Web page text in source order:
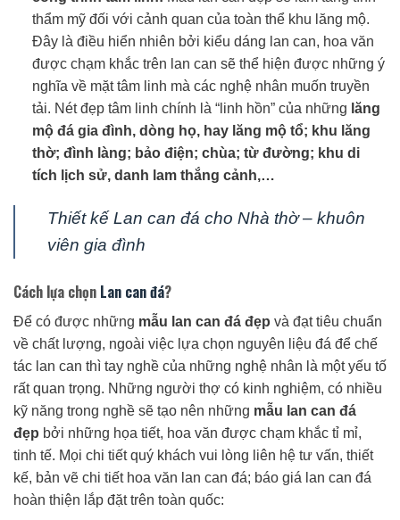
thẩm mỹ đối với cảnh quan của toàn thể khu lăng mộ.
Đây là điều hiển nhiên bởi kiểu dáng lan can, hoa văn
được chạm khắc trên lan can sẽ thể hiện được những ý
nghĩa về mặt tâm linh mà các nghệ nhân muốn truyền
tải. Nét đẹp tâm linh chính là “linh hồn” của những lăng
mộ đá gia đình, dòng họ, hay lăng mộ tổ; khu lăng
thờ; đình làng; bảo điện; chùa; từ đường; khu di
tích lịch sử, danh lam thắng cảnh,…
Thiết kế Lan can đá cho Nhà thờ – khuôn
viên gia đình
Cách lựa chọn Lan can đá?
Để có được những mẫu lan can đá đẹp và đạt tiêu chuẩn
về chất lượng, ngoài việc lựa chọn nguyên liệu đá để chế
tác lan can thì tay nghề của những nghệ nhân là một yếu tố
rất quan trọng. Những người thợ có kinh nghiệm, có nhiều
kỹ năng trong nghề sẽ tạo nên những mẫu lan can đá
đẹp bởi những họa tiết, hoa văn được chạm khắc tỉ mỉ,
tinh tế. Mọi chi tiết quý khách vui lòng liên hệ tư vấn, thiết
kế, bản vẽ chi tiết hoa văn lan can đá; báo giá lan can đá
hoàn thiện lắp đặt trên toàn quốc: